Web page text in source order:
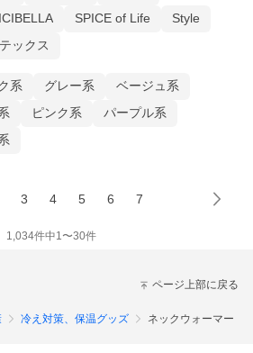
SPICE of Life
Style
ックス
系 グレー系
ベージュ系
ピンク系
パープル系
3 4 5 6 7
1,034件中1〜30件
ページ上部に戻る
冷え対策、保温グッズ ネックウォーマー